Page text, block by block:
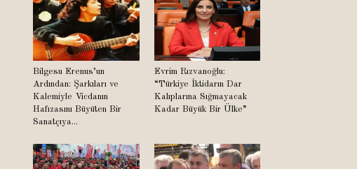
Bilgesu Erenus’un
Ardından: Şarkıları ve
Kalemiyle Vicdanın
Hafızasını Büyüten Bir
Sanatçıya...
Evrim Rızvanoğlu:
“Türkiye İktidarın Dar
Kalıplarına Sığmayacak
Kadar Büyük Bir Ülke”